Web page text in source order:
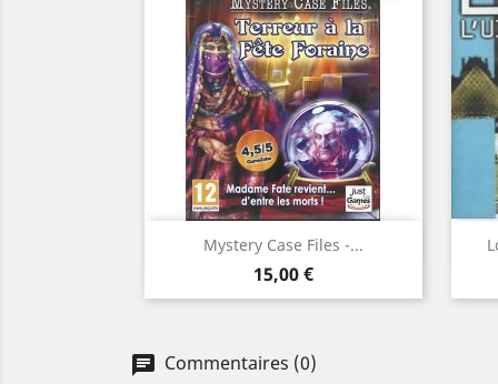
Mystery Case Files -...
Prix
15,00 €
Aperçu rapide
Commentaires (0)